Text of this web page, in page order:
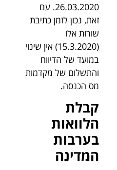
26.03.2020. עם
זאת, נכון לזמן כתיבת
שורות אלו
(15.3.2020) אין שינוי
במועד של הדיווח
והתשלום של מקדמות
מס הכנסה.
קבלת
הלוואות
בערבות
המדינה